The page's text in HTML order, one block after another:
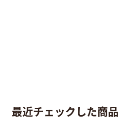
最近チェックした商品